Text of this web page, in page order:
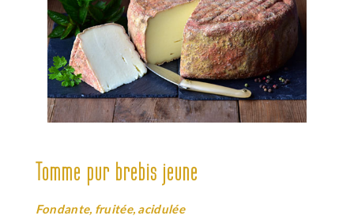
Tomme pur brebis jeune
Fondante, fruitée, acidulée